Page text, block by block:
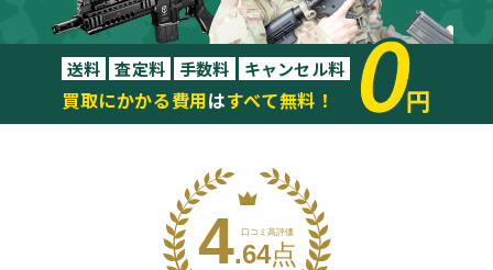
送料 査定料 手数料 キャンセル料
買取にかかる費用はすべて無料！ 0
円